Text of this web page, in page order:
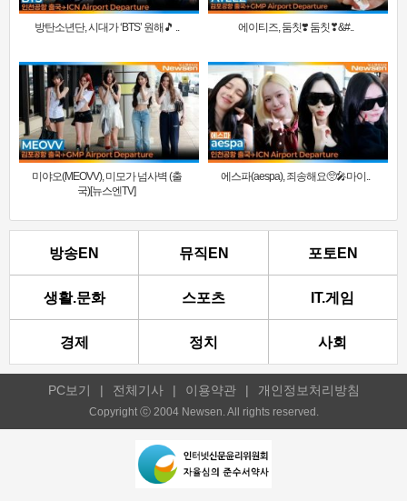
방탄소년단, 시대가 ‘BTS’ 원해🎵 .. 에이티즈, 둠칫❣️ 둠칫❣&#..
미야오(MEOVV), 미모가 넘사벽 (출
국)[뉴스엔TV]
에스파(aespa), 죄송해요🥺🎤마이..
방송EN 뮤직EN 포토EN
생활.문화 스포츠 IT.게임
경제 정치 사회
PC보기 | 전체기사 | 이용약관 | 개인정보처리방침
Copyright ⓒ 2004 Newsen. All rights reserved.